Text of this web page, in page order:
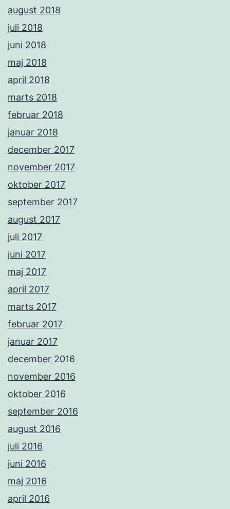
august 2018
juli 2018
juni 2018
maj 2018
april 2018
marts 2018
februar 2018
januar 2018
december 2017
november 2017
oktober 2017
september 2017
august 2017
juli 2017
juni 2017
maj 2017
april 2017
marts 2017
februar 2017
januar 2017
december 2016
november 2016
oktober 2016
september 2016
august 2016
juli 2016
juni 2016
maj 2016
april 2016